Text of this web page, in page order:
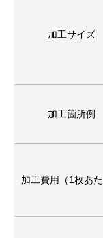
加工サイズ
加工箇所例
加工費用（1枚あた